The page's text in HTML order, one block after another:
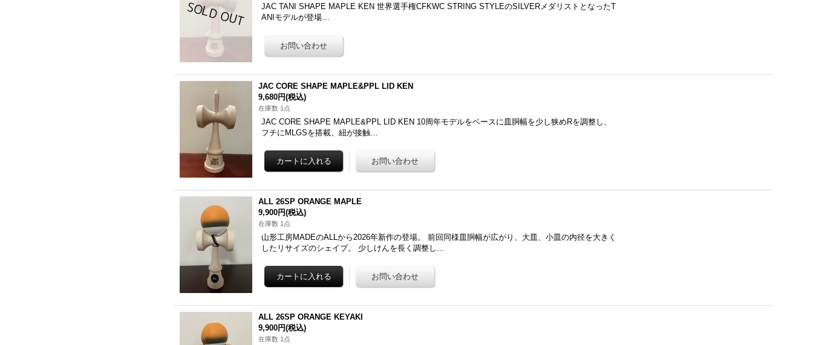
JAC TANI SHAPE MAPLE KEN 世界選手権CFKWC STRING STYLEのSILVERメダリストとなったT
ANIモデルが登場…
JAC CORE SHAPE MAPLE&PPL LID KEN
9,680円(税込)
在庫数 1点
JAC CORE SHAPE MAPLE&PPL LID KEN 10周年モデルをベースに皿胴幅を少し狭めRを調整し、
フチにMLGSを搭載、紐が接触…
ALL 26SP ORANGE MAPLE
9,900円(税込)
在庫数 1点
山形工房MADEのALLから2026年新作の登場。 前回同様皿胴幅が広がり、大皿、小皿の内径を大きく
したリサイズのシェイプ。 少しけんを長く調整し…
ALL 26SP ORANGE KEYAKI
9,900円(税込)
在庫数 1点